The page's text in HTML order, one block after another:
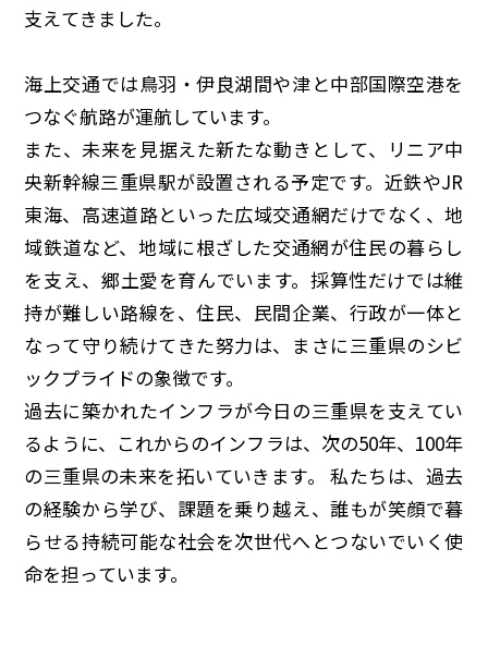
支えてきました。
海上交通では鳥羽・伊良湖間や津と中部国際空港を
つなぐ航路が運航しています。
また、未来を見据えた新たな動きとして、リニア中
央新幹線三重県駅が設置される予定です。近鉄やJR
東海、高速道路といった広域交通網だけでなく、地
域鉄道など、地域に根ざした交通網が住民の暮らし
を支え、郷土愛を育んでいます。採算性だけでは維
持が難しい路線を、住民、民間企業、行政が一体と
なって守り続けてきた努力は、まさに三重県のシビ
ックプライドの象徴です。
過去に築かれたインフラが今日の三重県を支えてい
るように、これからのインフラは、次の50年、100年
の三重県の未来を拓いていきます。 私たちは、過去
の経験から学び、課題を乗り越え、誰もが笑顔で暮
らせる持続可能な社会を次世代へとつないでいく使
命を担っています。